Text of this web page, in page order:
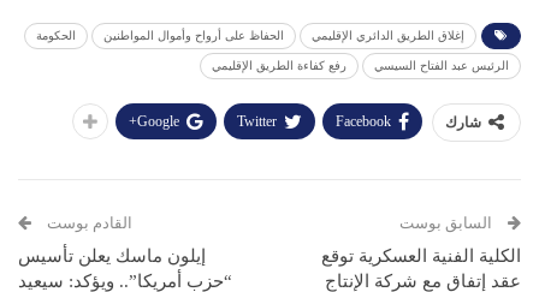
إغلاق الطريق الدائري الإقليمي الحفاظ على أرواح وأموال المواطنين الحكومة
الرئيس عبد الفتاح السيسي رفع كفاءة الطريق الإقليمي
شارك Facebook
Twitter
Google+
السابق بوست
الكلية الفنية العسكرية توقع
عقد إتفاق مع شركة الإنتاج
القادم بوست
إيلون ماسك يعلن تأسيس
“حزب أمريكا”.. ويؤكد: سيعيد